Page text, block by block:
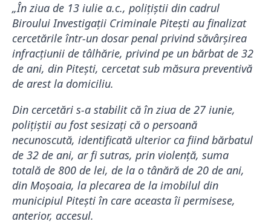
„În ziua de 13 iulie a.c., polițiștii din cadrul
Biroului Investigații Criminale Pitești au finalizat
cercetările într-un dosar penal privind săvârșirea
infracțiunii de tâlhărie, privind pe un bărbat de 32
de ani, din Pitești, cercetat sub măsura preventivă
de arest la domiciliu.
Din cercetări s-a stabilit că în ziua de 27 iunie,
polițiștii au fost sesizați că o persoană
necunoscută, identificată ulterior ca fiind bărbatul
de 32 de ani, ar fi sutras, prin violență, suma
totală de 800 de lei, de la o tânără de 20 de ani,
din Moșoaia, la plecarea de la imobilul din
municipiul Pitești în care aceasta îi permisese,
anterior, accesul.